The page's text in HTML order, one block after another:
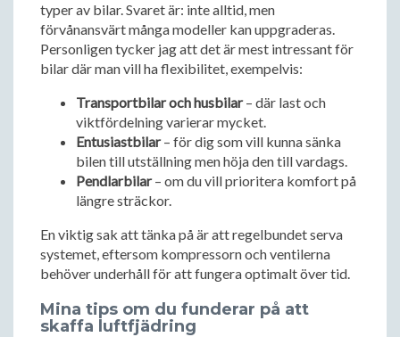
typer av bilar. Svaret är: inte alltid, men
förvånansvärt många modeller kan uppgraderas.
Personligen tycker jag att det är mest intressant för
bilar där man vill ha flexibilitet, exempelvis:
Transportbilar och husbilar– där last och
viktfördelning varierar mycket.
Entusiastbilar– för dig som vill kunna sänka
bilen till utställning men höja den till vardags.
Pendlarbilar– om du vill prioritera komfort på
längre sträckor.
En viktig sak att tänka på är att regelbundet serva
systemet, eftersom kompressorn och ventilerna
behöver underhåll för att fungera optimalt över tid.
Mina tips om du funderar på att
skaffa luftfjädring